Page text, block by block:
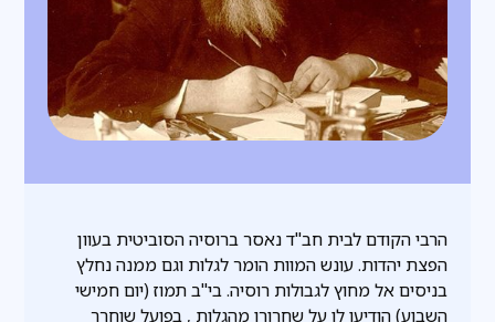
הרבי הקודם לבית חב"ד נאסר ברוסיה הסוביטית בעוון
הפצת יהדות. עונש המוות הומר לגלות וגם ממנה נחלץ
בניסים אל מחוץ לגבולות רוסיה. בי"ב תמוז (יום חמישי
השבוע) הודיעו לו על שחרורו מהגלות , בפועל שוחרר